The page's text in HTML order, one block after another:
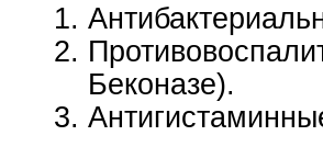
Беконазе).